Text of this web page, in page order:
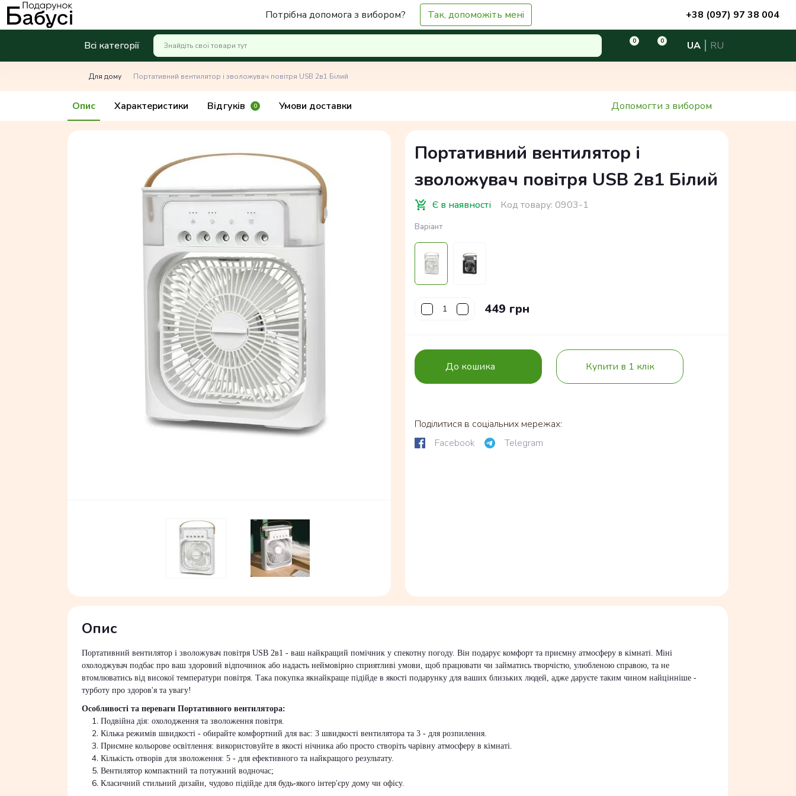
Потрібна допомога з вибором? Так, допоможіть мені +38 (097) 97 38 004
Всі категорії 0 0 UA RU
Для дому Портативний вентилятор і зволожувач повітря USB 2в1 Білий
Опис Характеристики Відгуків 0 Умови доставки Допомогти з вибором
Портативний вентилятор і
зволожувач повітря USB 2в1 Білий
Є в наявності Код товару: 0903-1
Варіант
449 грн
До кошика Купити в 1 клік
Поділитися в соціальних мережах:
Facebook
Telegram
Опис
Портативний вентилятор і зволожувач повітря USB 2в1 - ваш найкращий помічник у спекотну погоду. Він подарує комфорт та приємну атмосферу в кімнаті. Міні
охолоджувач подбає про ваш здоровий відпочинок або надасть неймовірно сприятливі умови, щоб працювати чи займатись творчістю, улюбленою справою, та не
втомлюватись від високої температури повітря. Така покупка якнайкраще підійде в якості подарунку для ваших близьких людей, адже даруєте таким чином найцінніше -
турботу про здоров'я та увагу!
Особливості та переваги Портативного вентилятора:
Подвійна дія: охолодження та зволоження повітря.
Кілька режимів швидкості - обирайте комфортний для вас: 3 швидкості вентилятора та 3 - для розпилення.
Приємне кольорове освітлення: використовуйте в якості нічника або просто створіть чарівну атмосферу в кімнаті.
Кількість отворів для зволоження: 5 - для ефективного та найкращого результату.
Вентилятор компактний та потужний водночас;
Класичний стильний дизайн, чудово підійде для будь-якого інтер'єру дому чи офісу.